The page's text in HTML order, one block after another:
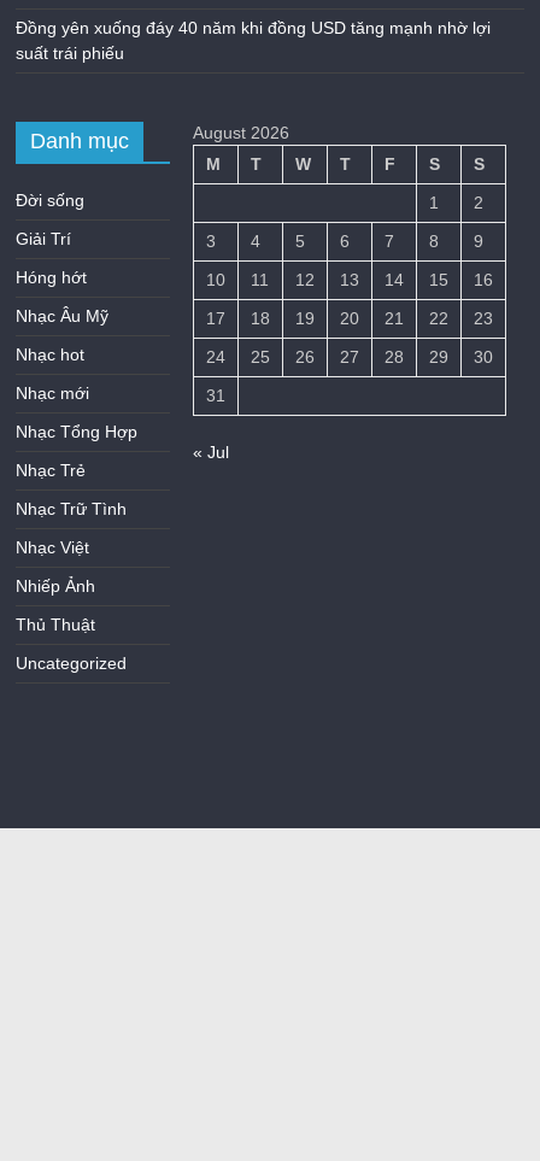
Đồng yên xuống đáy 40 năm khi đồng USD tăng mạnh nhờ lợi
suất trái phiếu
Danh mục
Đời sống
Giải Trí
Hóng hớt
Nhạc Âu Mỹ
Nhạc hot
Nhạc mới
Nhạc Tổng Hợp
Nhạc Trẻ
Nhạc Trữ Tình
Nhạc Việt
Nhiếp Ảnh
Thủ Thuật
Uncategorized
August 2026
M
T W T F S
S
1
2
3
4 5 6 7 8
9
10
11 12 13 14 15
16
17
18 19 20 21 22
23
24
25 26 27 28 29
30
31
« Jul